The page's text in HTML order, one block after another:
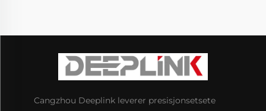
Cangzhou Deeplink leverer presisjonsetsete